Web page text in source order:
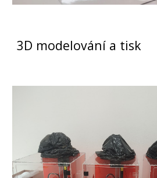
3D modelování a tisk